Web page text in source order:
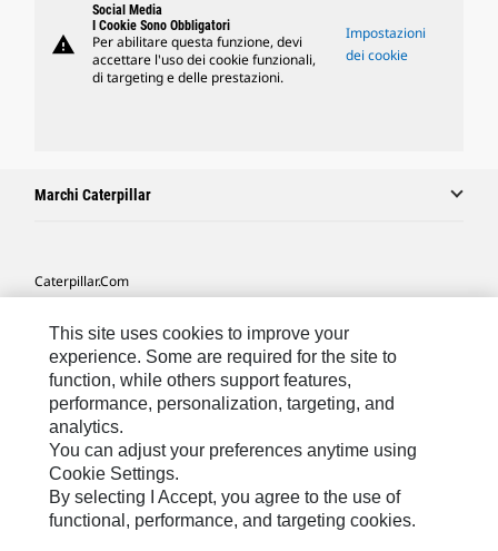
warning
Social Media
I Cookie Sono Obbligatori
Per abilitare questa funzione, devi
accettare l'uso dei cookie funzionali,
di targeting e delle prestazioni.
Impostazioni
dei cookie
Marchi Caterpillar
Caterpillar.com
Le Mie Preferenze Di Marketing
Mappa Del Sito
Cookie Settings
Informazioni Legali
Tutela Della Privacy
This site uses cookies to improve your
experience. Some are required for the site to
function, while others support features,
performance, personalization, targeting, and
analytics.
You can adjust your preferences anytime using
Cookie Settings.
By selecting I Accept, you agree to the use of
functional, performance, and targeting cookies.